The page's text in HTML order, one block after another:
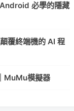
必學的隱藏
覆終端機的 AI 程
MuMu模擬器